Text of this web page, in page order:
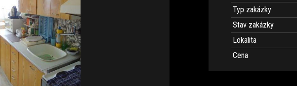
Typ zakázky
Stav zakázky
Lokalita
Cena